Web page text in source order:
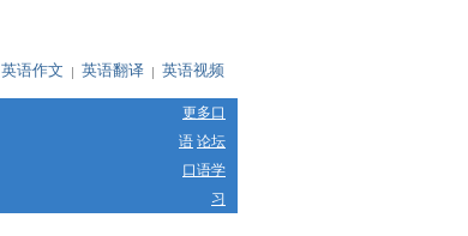
英语作文 英语翻译 英语视频
更多口
语 论坛
口语学
习